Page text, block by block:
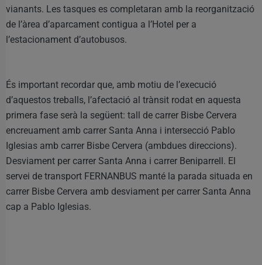
vianants. Les tasques es completaran amb la reorganització
de l’àrea d’aparcament contigua a l’Hotel per a
l’estacionament d’autobusos.
És important recordar que, amb motiu de l’execució
d’aquestos treballs, l’afectació al trànsit rodat en aquesta
primera fase serà la següent: tall de carrer Bisbe Cervera
encreuament amb carrer Santa Anna i intersecció Pablo
Iglesias amb carrer Bisbe Cervera (ambdues direccions).
Desviament per carrer Santa Anna i carrer Beniparrell. El
servei de transport FERNANBUS manté la parada situada en
carrer Bisbe Cervera amb desviament per carrer Santa Anna
cap a Pablo Iglesias.